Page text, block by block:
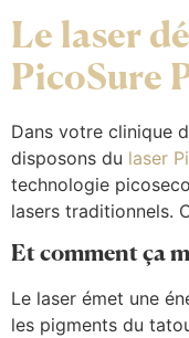
Le laser
PicoSure
Dans votre clinique
disposons du laser
technologie
lasers traditionnels.
Et comment ça
Le laser émet une
les pigments du